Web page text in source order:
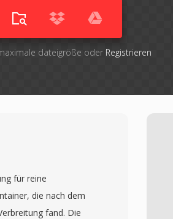
dateigröße oder Registrieren
für reine
die nach dem
fand. Die